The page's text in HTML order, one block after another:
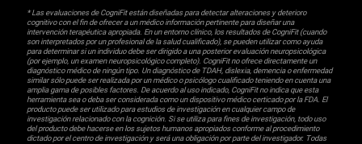
* Las evaluaciones de CogniFit están diseñadas para detectar alteraciones y deterioro
cognitivo con el fin de ofrecer a un médico información pertinente para diseñar una
intervención terapéutica apropiada. En un entorno clínico, los resultados de CogniFit (cuando
son interpretados por un profesional de la salud cualificado), se pueden utilizar como ayuda
para determinar si un individuo debe ser dirigido a una posterior evaluación neuropsicológica
(por ejemplo, un examen neuropsicológico completo). CogniFit no ofrece directamente un
diagnóstico médico de ningún tipo. Un diagnóstico de TDAH, dislexia, demencia o enfermedad
similar sólo puede ser realizada por un médico o psicólogo cualificado teniendo en cuenta una
amplia gama de posibles factores. De acuerdo al uso indicado, CogniFit no indica que esta
herramienta sea o deba ser considerada como un dispositivo médico certicado por la FDA. El
producto puede ser utilizado para estudios de investigación en cualquier campo de
investigación relacionado con la cognición. Si se utiliza para fines de investigación, todo uso
del producto debe hacerse en los sujetos humanos apropiados conforme al procedimiento
dictado por el centro de investigación y será una obligación por parte del investigador. Todas